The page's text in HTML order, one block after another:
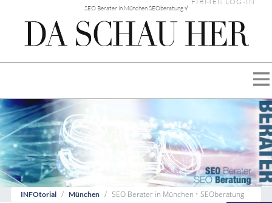
SEO Berater in München SEOberatung √
INFOtorial München
SEO Berater in München • SEOberatung